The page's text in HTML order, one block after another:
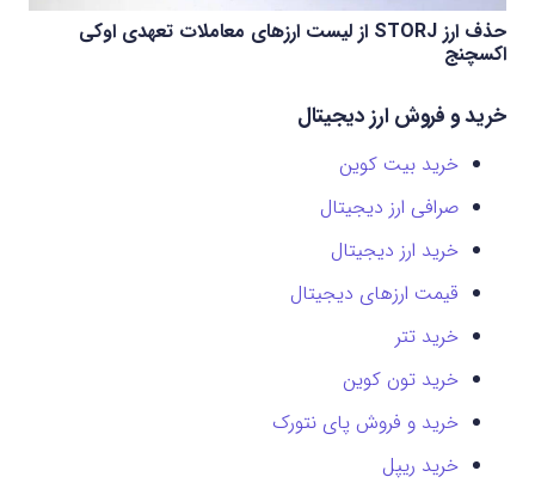
حذف ارز STORJ از لیست ارزهای معاملات تعهدی اوکی
اکسچنج
خرید و فروش ارز دیجیتال
خرید بیت کوین
صرافی ارز دیجیتال
خرید ارز دیجیتال
قیمت ارزهای دیجیتال
خرید تتر
خرید تون کوین
خرید و فروش پای نتورک
خرید ریپل